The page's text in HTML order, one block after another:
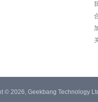
© 2026, Geekbang Technology